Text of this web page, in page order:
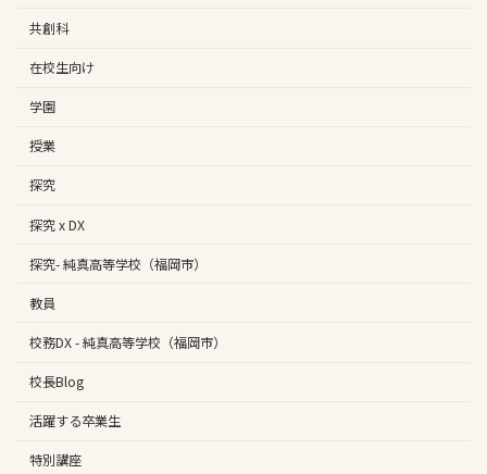
共創科
在校生向け
学園
授業
探究
探究 x DX
探究- 純真高等学校（福岡市）
教員
校務DX - 純真高等学校（福岡市）
校長Blog
活躍する卒業生
特別講座